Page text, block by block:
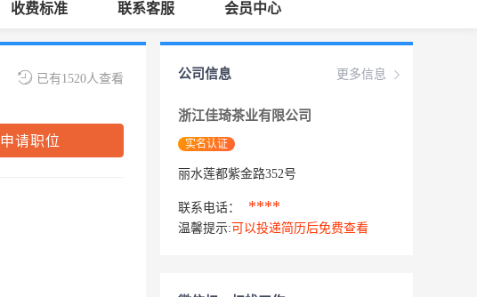
收费标准 联系客服 会员中心
已有1520人查看
申请职位
更多信息
公司信息
浙江佳琦茶业有限公司
实名认证
丽水莲都紫金路352号
联系电话： ****
温馨提示: 可以投递简历后免费查看